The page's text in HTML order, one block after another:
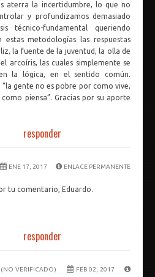
aterra la incertidumbre, lo que no
y profundizamos demasiado
técnico-fundamental queriendo
estas metodologías las respuestas
la fuente de la juventud, la olla de
arcoíris, las cuales simplemente se
la lógica, en el sentido común.
“la gente no es pobre por como vive,
piensa”. Gracias por su aporte
responder
ENE 17, 2017 ENLACE PERMANENTE
tu comentario, Eduardo.
responder
(NO VERIFICADO)
FEB 02, 2017